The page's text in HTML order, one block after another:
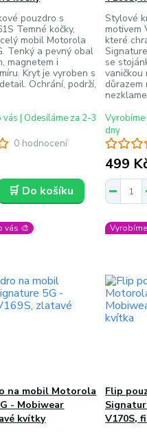
0 hodnocení
pouzdro s
Temné kočky,
mobil Motorola
Tenký a pevný obal
magnetem i
Kryt je vyroben s
Ochrání, podrží,
| Odesíláme za 2-3
🛒 Do košíku
Stylové
motivem
které
se
vaničkou
důrazem
499
Vyrobíme
dny
vás 🎨
na mobil Motorola
- Mobiwear
kvítky
Flip
V170S,